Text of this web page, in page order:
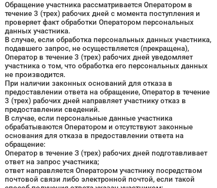
Обращение участника рассматривается Оператором в
течение 3 (трех) рабочих дней с момента поступления и
проверяет факт обработки Оператором персональных
данных участника.
В случае, если обработка персональных данных участника,
подавшего запрос, не осуществляется (прекращена),
Оператор в течение 3 (трех) рабочих дней уведомляет
участника о том, что обработка его персональных данных
не производится.
При наличии законных оснований для отказа в
предоставлении ответа на обращение, Оператор в течение
3 (трех) рабочих дней направляет участнику отказ в
предоставлении сведений.
В случае, если персональные данные участника
обрабатываются Оператором и отсутствуют законные
основания для отказа в предоставлении ответа на
обращение:
Оператор в течение З (трех) рабочих дней подготавливает
ответ на запрос участника;
ответ направляется Оператором участнику посредством
почтовой связи либо электронной почтой, если такой